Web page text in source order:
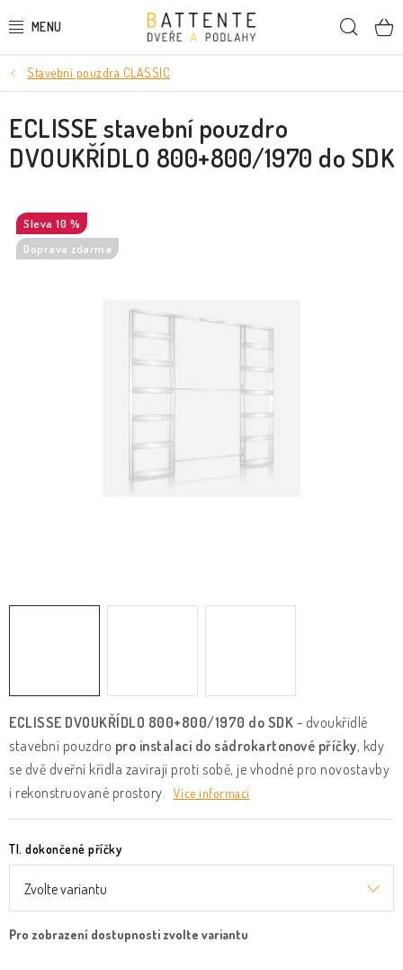
na
DVEŘE
SMRKOVÉ DVEŘE
PODLAHY
LIŠTY A DEKORAČNÍ PRVKY
NÁSTĚNNÉ PANELY
Proč s námi
Obchodní podmínky
Stavební pouzdra CLASSIC
ECLISSE DVOUKŘÍDLO 800+800/1970 do SDK - dvoukřídlé
stavební pouzdro pro instalaci do sádrokartonové příčky, kdy
se dvě dveřní křídla zavírají proti sobě, je vhodné pro novostavby
i rekonstruované prostory. Více informací
Tl. dokončené příčky
ECLISSE stavební pouzdro
DVOUKŘÍDLO 800+800/1970 do SDK
10 %
Doprava zdarma